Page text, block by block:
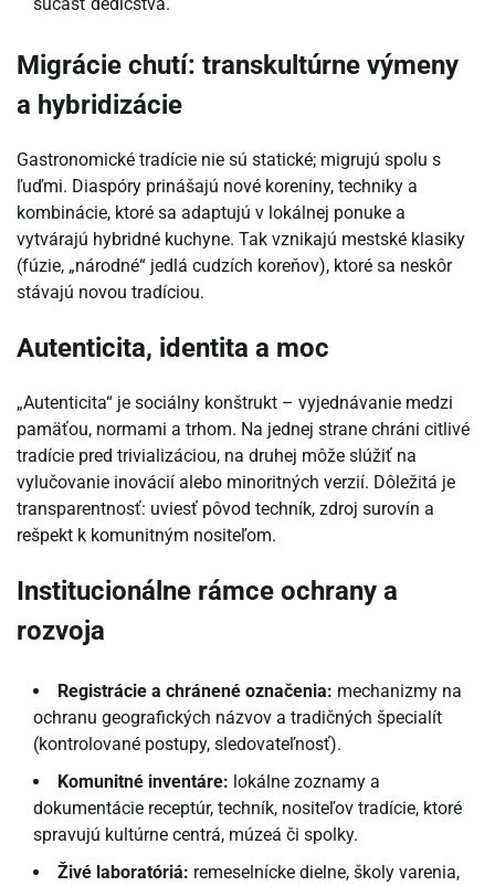
súčasť dedičstva.
Migrácie chutí: transkultúrne výmeny
a hybridizácie
Gastronomické tradície nie sú statické; migrujú spolu s
ľuďmi. Diaspóry prinášajú nové koreniny, techniky a
kombinácie, ktoré sa adaptujú v lokálnej ponuke a
vytvárajú hybridné kuchyne. Tak vznikajú mestské klasiky
(fúzie, „národné“ jedlá cudzích koreňov), ktoré sa neskôr
stávajú novou tradíciou.
Autenticita, identita a moc
„Autenticita“ je sociálny konštrukt – vyjednávanie medzi
pamäťou, normami a trhom. Na jednej strane chráni citlivé
tradície pred trivializáciou, na druhej môže slúžiť na
vylučovanie inovácií alebo minoritných verzií. Dôležitá je
transparentnosť: uviesť pôvod techník, zdroj surovín a
rešpekt k komunitným nositeľom.
Institucionálne rámce ochrany a
rozvoja
Registrácie a chránené označenia: mechanizmy na
ochranu geografických názvov a tradičných špecialít
(kontrolované postupy, sledovateľnosť).
Komunitné inventáre: lokálne zoznamy a
dokumentácie receptúr, techník, nositeľov tradície, ktoré
spravujú kultúrne centrá, múzeá či spolky.
Živé laboratóriá: remeselnícke dielne, školy varenia,